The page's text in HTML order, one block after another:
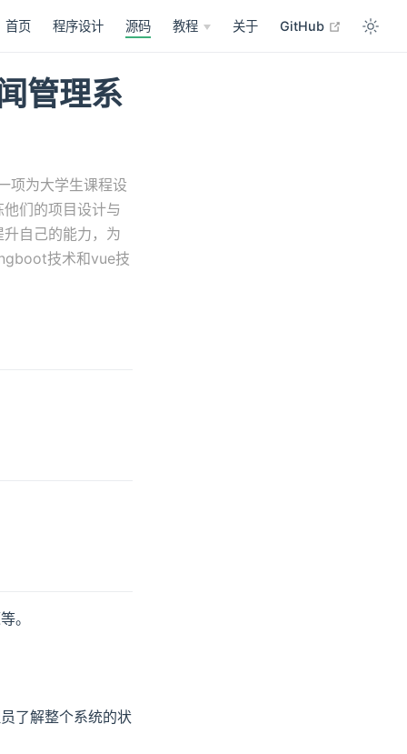
首页 程序设计 源码 教程 关于 GitHub open in
管理系
项为大学生课程设
们的项目设计与
自己的能力，为
技术和vue技
。
了解整个系统的状